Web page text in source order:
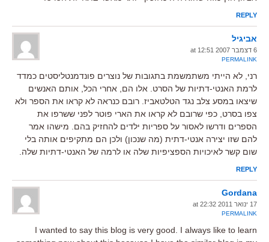
REPLY
אביגיל
6 דצמבר 2007 at 12:51
PERMALINK
רני, לא הייתי משתמשמת בתגובות של נוצרים פונדמנטליסטים כמדד
לרמת האנטי-דתיות של הסרט. אלו הם, אחרי הכל, אותם האנשים
שיצאו במסע צלב נגד הטלטאביז. רובם כנראה לא קראו את הספר ולא
צפו בסרט, כפי שרובם לא קראו את הארי פוטר לפני ששרפו את
הספרים ודרשו לאסור על ספריות ילדים להחזיק בהם. מישהו אמר
להם שזו יצירה אנטי-דתית (מה שנכון) ולכן הם מתקיפים אותה בלי
שום קשר לאיכויות הספציפיות שלה או לרמה של האנטי-דתיות שלה.
REPLY
Gordana
17 ינואר 2011 at 22:32
PERMALINK
I wanted to say this blog is very good. I always like to learn